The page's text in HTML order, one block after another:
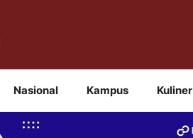
Nasional Kampus Kuliner